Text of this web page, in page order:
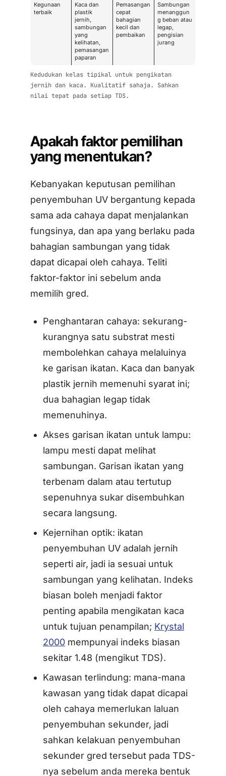
Kegunaan
terbaik
Kaca dan
plastik
jernih,
sambungan
yang
kelihatan,
pemasangan
paparan
Pemasangan
cepat
bahagian
kecil dan
pembaikan
Sambungan
menanggun
g beban atau
legap,
pengisian
jurang
Kedudukan kelas tipikal untuk pengikatan
jernih dan kaca. Kualitatif sahaja. Sahkan
nilai tepat pada setiap TDS.
Apakah faktor pemilihan
yang menentukan?
Kebanyakan keputusan pemilihan
penyembuhan UV bergantung kepada
sama ada cahaya dapat menjalankan
fungsinya, dan apa yang berlaku pada
bahagian sambungan yang tidak
dapat dicapai oleh cahaya. Teliti
faktor-faktor ini sebelum anda
memilih gred.
Penghantaran cahaya: sekurang-
kurangnya satu substrat mesti
membolehkan cahaya melaluinya
ke garisan ikatan. Kaca dan banyak
plastik jernih memenuhi syarat ini;
dua bahagian legap tidak
memenuhinya.
Akses garisan ikatan untuk lampu:
lampu mesti dapat melihat
sambungan. Garisan ikatan yang
terbenam dalam atau tertutup
sepenuhnya sukar disembuhkan
secara langsung.
Kejernihan optik: ikatan
penyembuhan UV adalah jernih
seperti air, jadi ia sesuai untuk
sambungan yang kelihatan. Indeks
biasan boleh menjadi faktor
penting apabila mengikatan kaca
untuk tujuan penampilan; Krystal
2000 mempunyai indeks biasan
sekitar 1.48 (mengikut TDS).
Kawasan terlindung: mana-mana
kawasan yang tidak dapat dicapai
oleh cahaya memerlukan laluan
penyembuhan sekunder, jadi
sahkan kelakuan penyembuhan
sekunder gred tersebut pada TDS-
nya sebelum anda mereka bentuk